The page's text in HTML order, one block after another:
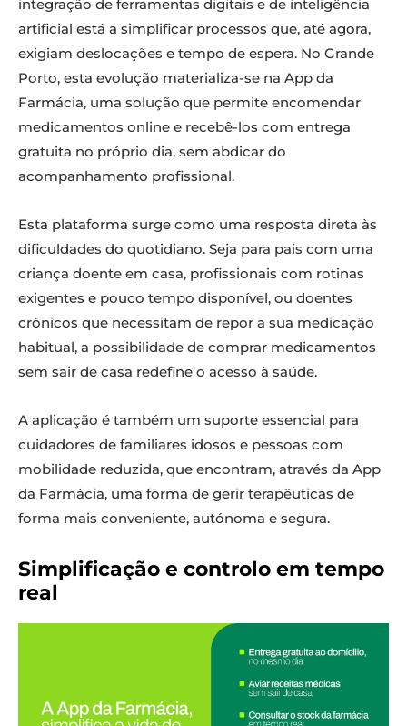
integração de ferramentas digitais e de inteligência
artificial está a simplificar processos que, até agora,
exigiam deslocações e tempo de espera. No Grande
Porto, esta evolução materializa-se na App da
Farmácia, uma solução que permite encomendar
medicamentos online e recebê-los com entrega
gratuita no próprio dia, sem abdicar do
acompanhamento profissional.
Esta plataforma surge como uma resposta direta às
dificuldades do quotidiano. Seja para pais com uma
criança doente em casa, profissionais com rotinas
exigentes e pouco tempo disponível, ou doentes
crónicos que necessitam de repor a sua medicação
habitual, a possibilidade de comprar medicamentos
sem sair de casa redefine o acesso à saúde.
A aplicação é também um suporte essencial para
cuidadores de familiares idosos e pessoas com
mobilidade reduzida, que encontram, através da App
da Farmácia, uma forma de gerir terapêuticas de
forma mais conveniente, autónoma e segura.
Simplificação e controlo em tempo
real